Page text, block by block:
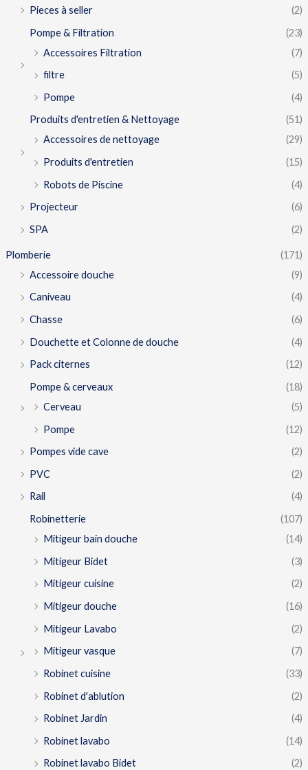
Pieces à seller
(2)
Pompe & Filtration
(23)
Accessoires Filtration
(7)
filtre
(5)
Pompe
(4)
Produits d'entretien & Nettoyage
(51)
Accessoires de nettoyage
(29)
Produits d'entretien
(15)
Robots de Piscine
(4)
Projecteur
(6)
SPA
(2)
Plomberie
(171)
Accessoire douche
(9)
Caniveau
(4)
Chasse
(6)
Douchette et Colonne de douche
(4)
Pack citernes
(12)
Pompe & cerveaux
(18)
Cerveau
(5)
Pompe
(12)
Pompes vide cave
(2)
PVC
(2)
Rail
(4)
Robinetterie
(107)
Mitigeur bain douche
(14)
Mitigeur Bidet
(3)
Mitigeur cuisine
(2)
Mitigeur douche
(16)
Mitigeur Lavabo
(2)
Mitigeur vasque
(7)
Robinet cuisine
(33)
Robinet d'ablution
(2)
Robinet Jardin
(4)
Robinet lavabo
(14)
Robinet lavabo Bidet
(2)